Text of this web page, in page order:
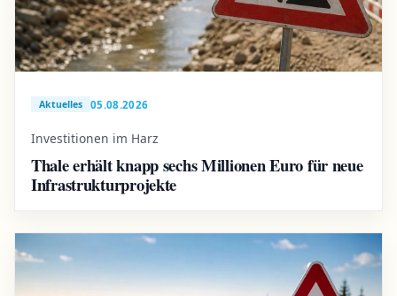
Aktuelles 05.08.2026
Investitionen im Harz
Thale erhält knapp sechs Millionen Euro für neue
Infrastrukturprojekte